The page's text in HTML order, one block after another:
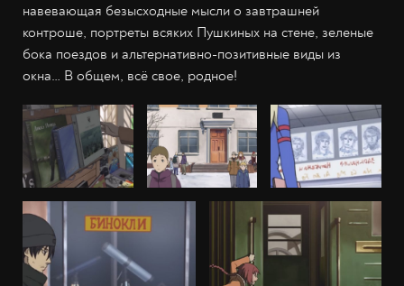
навевающая безысходные мысли о завтрашней
контроше, портреты всяких Пушкиных на стене, зеленые
бока поездов и альтернативно-позитивные виды из
окна… В общем, всё свое, родное!